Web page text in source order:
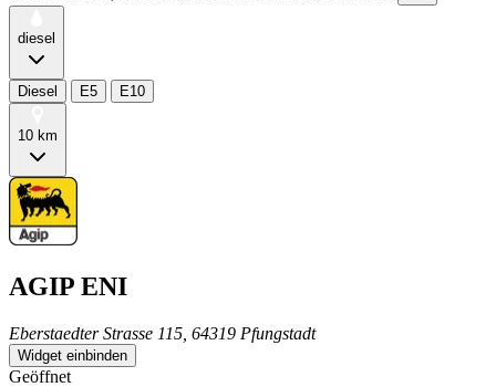
diesel
Diesel E5 E10
10 km
AGIP ENI
Eberstaedter Strasse 115, 64319 Pfungstadt
Widget einbinden
Geöffnet